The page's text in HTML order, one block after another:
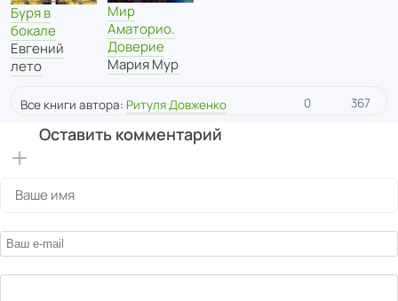
Буря в
бокале
Евгений
лето
Мир
Аматорио.
Доверие
Мария Мур
Все книги автора: Ритуля Довженко 0 367
Оставить комментарий